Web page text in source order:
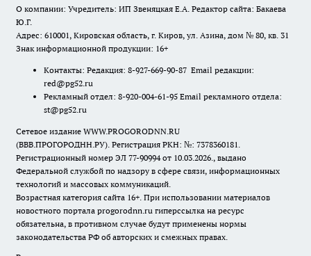
О компании: Учредитель: ИП Звеняцкая Е.А. Редактор сайта: Бакаева
Ю.Г.
Адрес: 610001, Кировская область, г. Киров, ул. Азина, дом № 80, кв. 31
Знак информационной продукции: 16+
Контакты: Редакция: 8-927-669-90-87 Email редакции:
red@pg52.ru
Рекламный отдел: 8-920-004-61-95 Email рекламного отдела:
st@pg52.ru
Сетевое издание WWW.PROGORODNN.RU
(ВВВ.ПРОГОРОДНН.РУ). Регистрация РКН: №: 7378360181.
Регистрационный номер ЭЛ 77-90994 от 10.03.2026., выдано
Федеральной службой по надзору в сфере связи, информационных
технологий и массовых коммуникаций.
Возрастная категория сайта 16+. При использовании материалов
новостного портала progorodnn.ru гиперссылка на ресурс
обязательна, в противном случае будут применены нормы
законодательства РФ об авторских и смежных правах.